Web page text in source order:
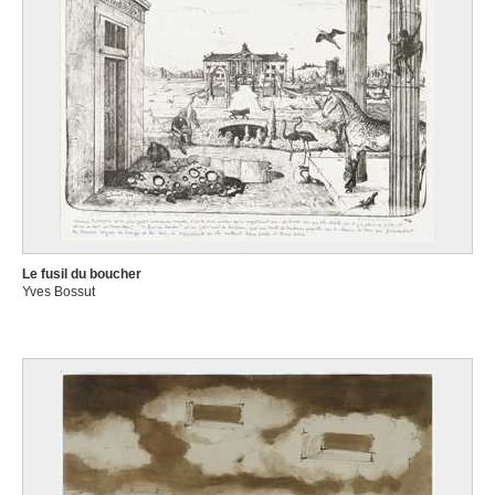
Le fusil du boucher
Yves Bossut